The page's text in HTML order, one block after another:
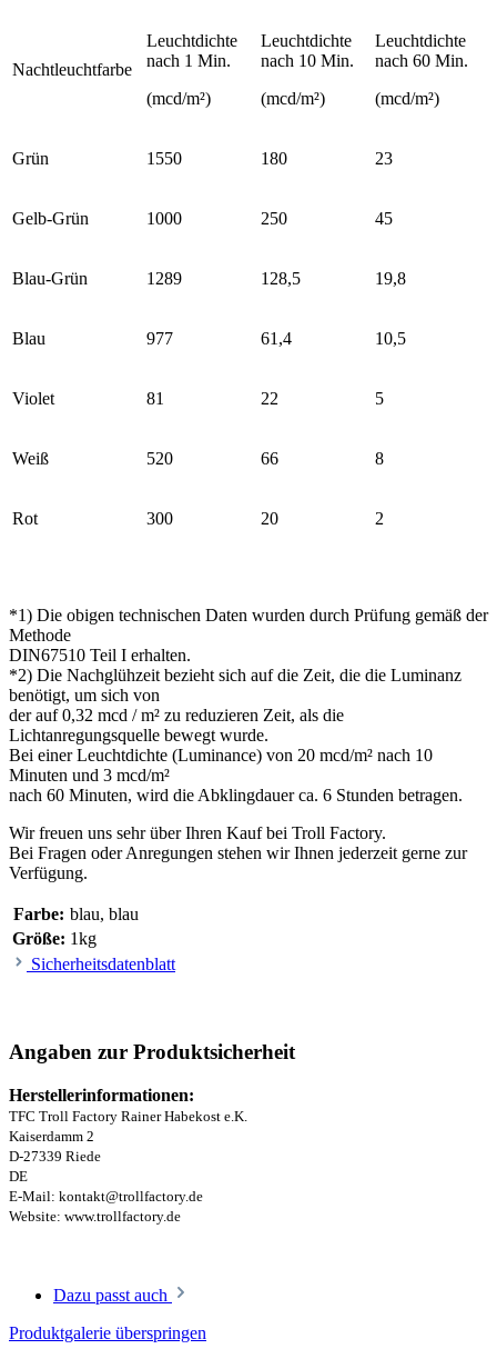
Nachtleuchtfarbe
Leuchtdichte
nach 1 Min.
(mcd/m²)
Leuchtdichte
nach 10 Min.
(mcd/m²)
Leuchtdichte
nach 60 Min.
(mcd/m²)
Grün 1550 180 23
Gelb-Grün 1000 250 45
Blau-Grün 1289 128,5 19,8
Blau 977 61,4 10,5
Violet 81 22 5
Weiß 520 66 8
Rot 300 20 2
*1) Die obigen technischen Daten wurden durch Prüfung gemäß der
Methode
DIN67510 Teil I erhalten.
*2) Die Nachglühzeit bezieht sich auf die Zeit, die die Luminanz
benötigt, um sich von
der auf 0,32 mcd / m² zu reduzieren Zeit, als die
Lichtanregungsquelle bewegt wurde.
Bei einer Leuchtdichte (Luminance) von 20 mcd/m² nach 10
Minuten und 3 mcd/m²
nach 60 Minuten, wird die Abklingdauer ca. 6 Stunden betragen.
Wir freuen uns sehr über Ihren Kauf bei Troll Factory.
Bei Fragen oder Anregungen stehen wir Ihnen jederzeit gerne zur
Verfügung.
Farbe: blau, blau
Größe: 1kg
Sicherheitsdatenblatt
Angaben zur Produktsicherheit
Herstellerinformationen:
TFC Troll Factory Rainer Habekost e.K.
Kaiserdamm 2
D-27339 Riede
DE
E-Mail: kontakt@trollfactory.de
Website: www.trollfactory.de
Dazu passt auch
Produktgalerie überspringen